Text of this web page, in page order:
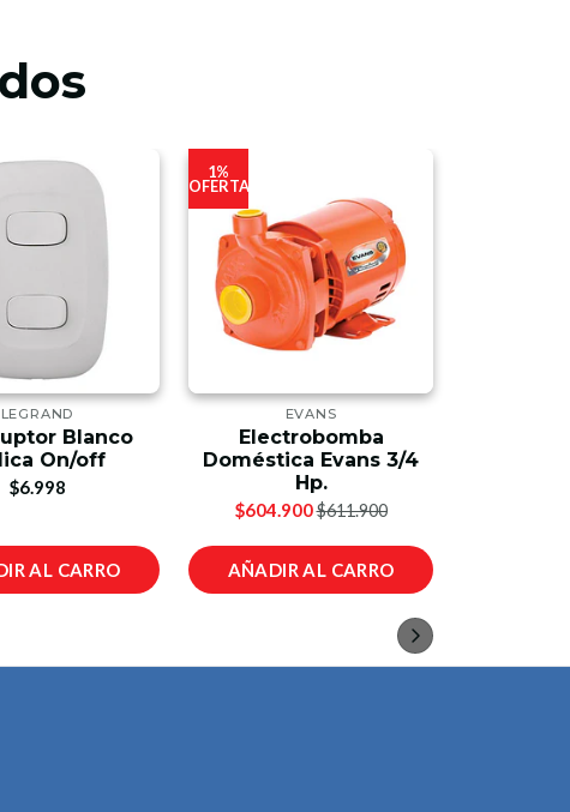
LEGRAND
Blanco
On/off
$6.998
AL CARRO
1%
OFERTA
EVANS
Electrobomba
Doméstica Evans 3/4
Hp.
$604.900$611.900
AÑADIR AL CARRO